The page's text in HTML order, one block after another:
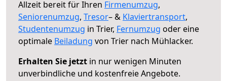
Allzeit bereit für Ihren Firmenumzug,
Seniorenumzug, Tresor– & Klaviertransport,
Studentenumzug in Trier, Fernumzug oder eine
optimale Beiladung von Trier nach Mühlacker.
Erhalten Sie jetzt in nur wenigen Minuten
unverbindliche und kostenfreie Angebote.